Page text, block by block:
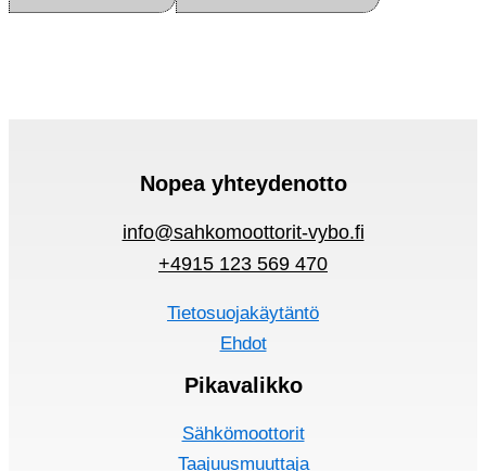
Nopea yhteydenotto
info@sahkomoottorit-vybo.fi
+4915 123 569 470
Tietosuojakäytäntö
Ehdot
Pikavalikko
Sähkömoottorit
Taajuusmuuttaja